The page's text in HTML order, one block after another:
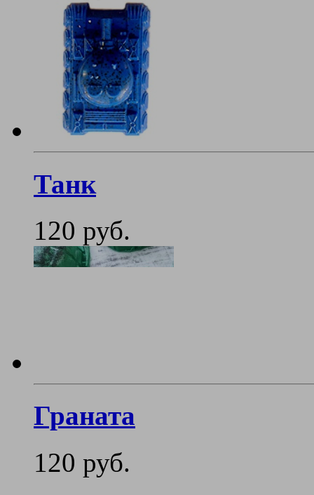
Танк
120 руб.
Граната
120 руб.